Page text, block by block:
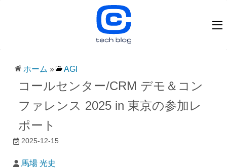
ホーム » AGI
コールセンター/CRM デモ＆コン
ファレンス 2025 in 東京の参加レ
ポート
2025-12-15
馬場 光史